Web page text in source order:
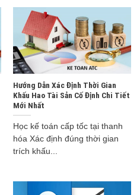
Hướng Dẫn Xác Định Thời Gian
Khấu Hao Tài Sản Cố Định Chi Tiết
Mới Nhất
Học kế toán cấp tốc tại thanh
hóa Xác định đúng thời gian
trích khấu...